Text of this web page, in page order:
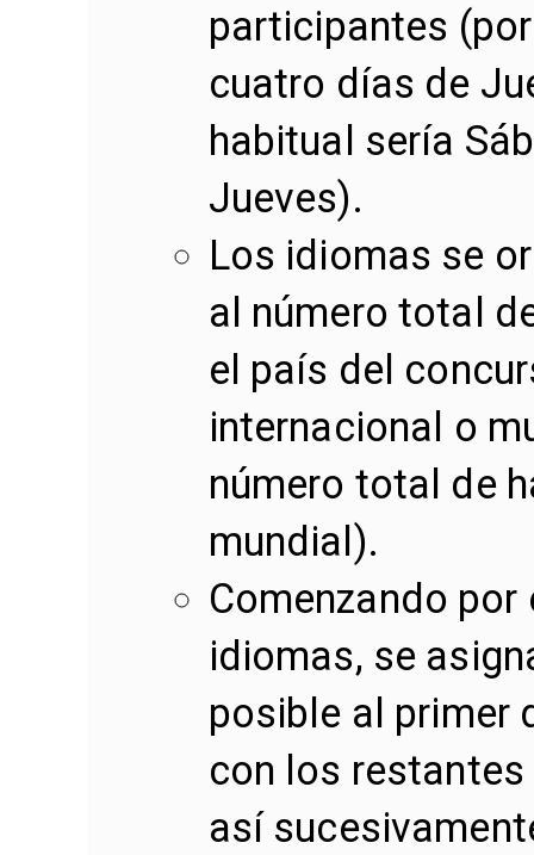
participantes
cuatro días de
habitual sería
Jueves).
Los idiomas se
al número total
el país del
internacional o
número total de
mundial).
Comenzando
idiomas, se
posible al primer
con los
así